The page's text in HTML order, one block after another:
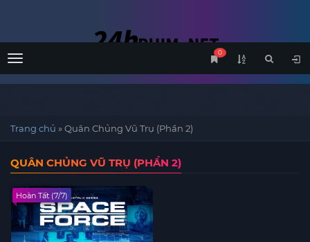
Menu
0
Trang chủ »Quân Chủng Vũ Trụ (Phần 2)
QUÂN CHỦNG VŨ TRỤ (PHẦN 2)
Hoàn Tất (7/7)